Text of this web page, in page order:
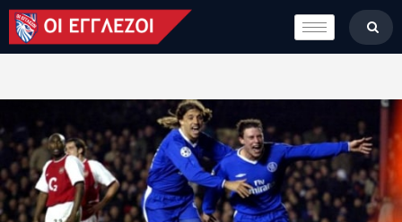
LONDON CALLING
ΚΑΤΗΓΟΡΙΕΣ
ΒΑΘΜΟΛΟΓΙΕΣ
ΟΜΑΔΕΣ
ΠΟΙΟΙ ΕΙΜΑΣΤΕ